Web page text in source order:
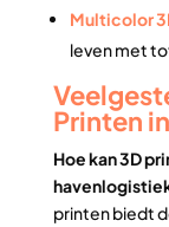
Multicolor
leven met
Printen
Hoe kan 3D
printen biedt